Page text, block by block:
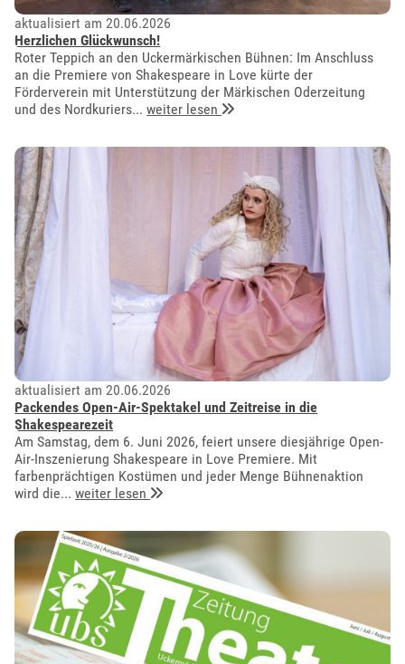
aktualisiert am 20.06.2026
Herzlichen Glückwunsch!
Roter Teppich an den Uckermärkischen Bühnen: Im Anschluss
an die Premiere von Shakespeare in Love kürte der
Förderverein mit Unterstützung der Märkischen Oderzeitung
und des Nordkuriers...weiter lesen
aktualisiert am 20.06.2026
Packendes Open-Air-Spektakel und Zeitreise in die
Shakespearezeit
Am Samstag, dem 6. Juni 2026, feiert unsere diesjährige Open-
Air-Inszenierung Shakespeare in Love Premiere. Mit
farbenprächtigen Kostümen und jeder Menge Bühnenaktion
wird die...weiter lesen